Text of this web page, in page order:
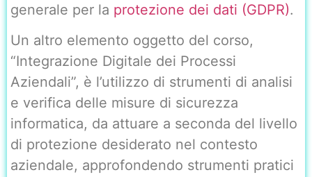
generale per la protezione dei dati (GDPR).
Un altro elemento oggetto del corso,
“Integrazione Digitale dei Processi
Aziendali”, è l’utilizzo di strumenti di analisi
e verifica delle misure di sicurezza
informatica, da attuare a seconda del livello
di protezione desiderato nel contesto
aziendale, approfondendo strumenti pratici